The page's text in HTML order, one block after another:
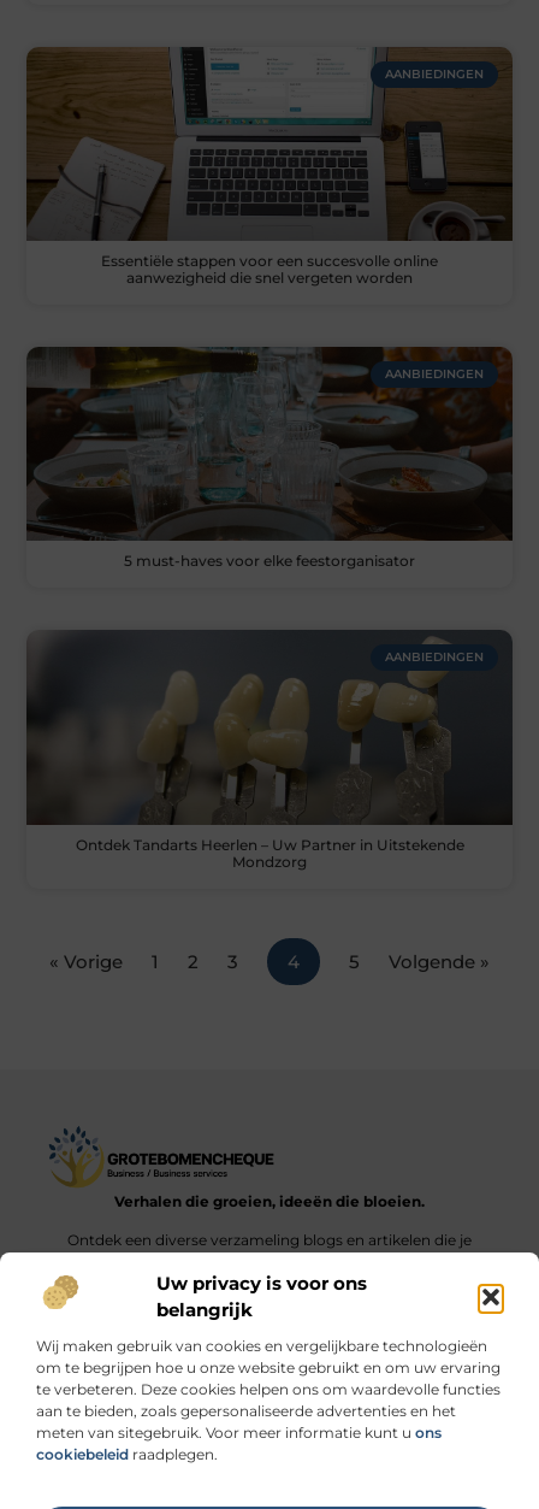
Uw privacy is voor ons
belangrijk
Wij maken gebruik van cookies en vergelijkbare technologieën
om te begrijpen hoe u onze website gebruikt en om uw ervaring
te verbeteren. Deze cookies helpen ons om waardevolle functies
aan te bieden, zoals gepersonaliseerde advertenties en het
meten van sitegebruik. Voor meer informatie kunt u ons
cookiebeleid raadplegen.
AANBIEDINGEN
Essentiële stappen voor een succesvolle online
aanwezigheid die snel vergeten worden
AANBIEDINGEN
5 must-haves voor elke feestorganisator
AANBIEDINGEN
Ontdek Tandarts Heerlen – Uw Partner in Uitstekende
Mondzorg
« Vorige 1 2 3 4 5 Volgende »
Verhalen die groeien, ideeën die bloeien.
Ontdek een diverse verzameling blogs en artikelen die je
dagelijks leven.
Onze informatie